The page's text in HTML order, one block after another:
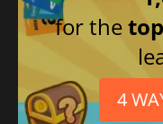
for the
4